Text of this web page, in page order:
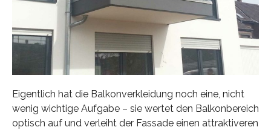
Eigentlich hat die Balkonverkleidung noch eine, nicht
wenig wichtige Aufgabe – sie wertet den Balkonbereich
optisch auf und verleiht der Fassade einen attraktiveren